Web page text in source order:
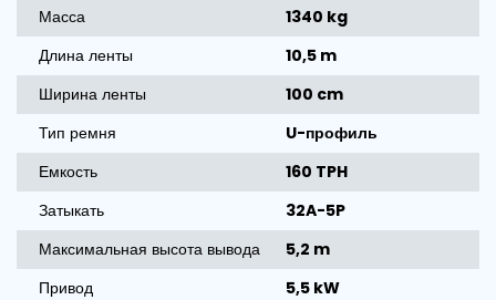
Масса
1340 kg
Длина ленты
10,5 m
Ширина ленты
100 cm
Тип ремня
U-профиль
Емкость
160 TPH
Затыкать
32A-5P
Максимальная высота вывода
5,2 m
Привод
5,5 kW